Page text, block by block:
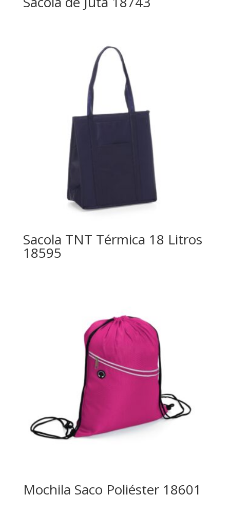
Sacola TNT Térmica 18 Litros
18595
Mochila Saco Poliéster 18601